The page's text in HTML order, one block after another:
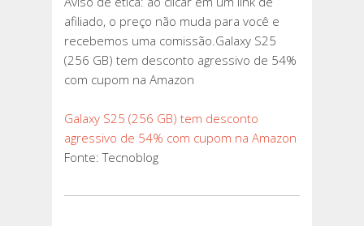
afiliado, o preço não muda para você e
recebemos uma comissão.Galaxy S25
(256 GB) tem desconto agressivo de 54%
com cupom na Amazon
Galaxy S25 (256 GB) tem desconto
agressivo de 54% com cupom na Amazon
Fonte: Tecnoblog